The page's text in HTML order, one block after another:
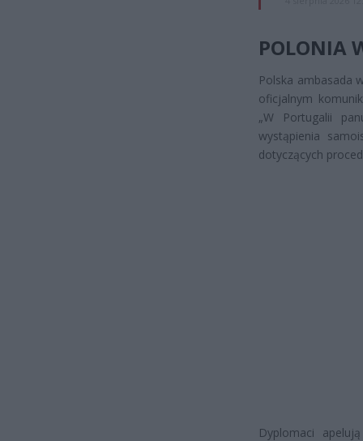
POLONIA
Polska ambasada
oficjalnym
„W Portugalii
wystąpienia
dotyczących
Dyplomaci